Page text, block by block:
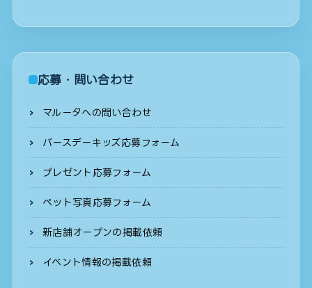
応募・問い合わせ
マルータへの問い合わせ
バースデーキッズ応募フォーム
プレゼント応募フォーム
ペット写真応募フォーム
新店舗オープンの掲載依頼
イベント情報の掲載依頼